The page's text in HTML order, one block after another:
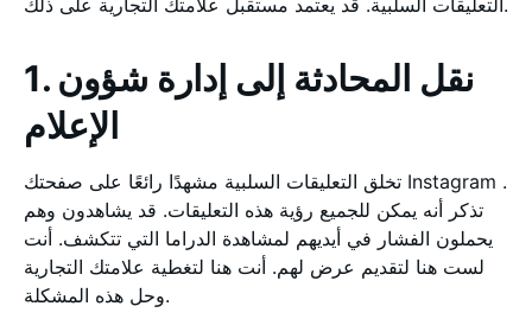
التعليقات السلبية. قد يعتمد مستقبل علامتك التجارية على ذلك.
1. نقل المحادثة إلى إدارة شؤون
الإعلام
تخلق التعليقات السلبية مشهدًا رائعًا على صفحتك Instagram .
تذكر أنه يمكن للجميع رؤية هذه التعليقات. قد يشاهدون وهم
يحملون الفشار في أيديهم لمشاهدة الدراما التي تتكشف. أنت
لست هنا لتقديم عرض لهم. أنت هنا لتغطية علامتك التجارية
وحل هذه المشكلة.